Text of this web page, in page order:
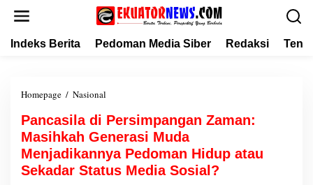
Indeks Berita Pedoman Media Siber Redaksi
Homepage / Nasional
n
c
a
s
i
Pancasila di Persimpangan Zaman:
Masihkah Generasi Muda
Menjadikannya Pedoman Hidup atau
Sekadar Status Media Sosial?